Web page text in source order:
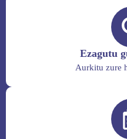
Ezagutu
Aurkitu zure